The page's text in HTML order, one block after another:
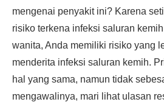
mengenai penyakit ini? Karena
risiko terkena infeksi saluran
wanita, Anda memiliki risiko yang
menderita infeksi saluran kemih.
hal yang sama, namun tidak
mengawalinya, mari lihat ulasan